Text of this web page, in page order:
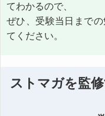
てわかるので、
ぜひ、受験当日まで
てください。
ストマガを監